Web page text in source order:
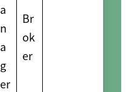
a
n
a
g
er
Br
ok
er